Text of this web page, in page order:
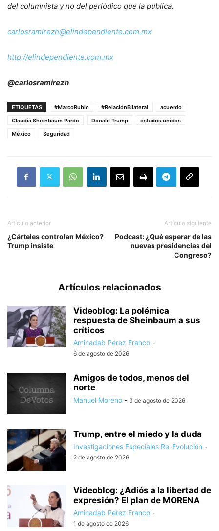
del columnista y no del periódico que la publica.
carlosramirezh@elindependiente.com.mx
http://elindependiente.com.mx
@carlosramirezh
ETIQUETAS #MarcoRubio #RelaciónBilateral
acuerdo
Claudia Sheinbaum Pardo
Donald Trump
estados unidos
México
Seguridad
Artículo anterior
¿Cárteles controlan México?
Trump insiste
Artículo siguiente
Podcast: ¿Qué esperar de las
nuevas presidencias del
Congreso?
Artículos relacionados
Videoblog: La polémica
respuesta de Sheinbaum a sus
críticos
Aminadab Pérez Franco -
6 de agosto de 2026
Amigos de todos, menos del
norte
Manuel Moreno - 3 de agosto de 2026
Trump, entre el miedo y la duda
Investigaciones Especiales Re-Evolución -
2 de agosto de 2026
Videoblog: ¿Adiós a la libertad de
expresión? El plan de MORENA
Aminadab Pérez Franco -
1 de agosto de 2026